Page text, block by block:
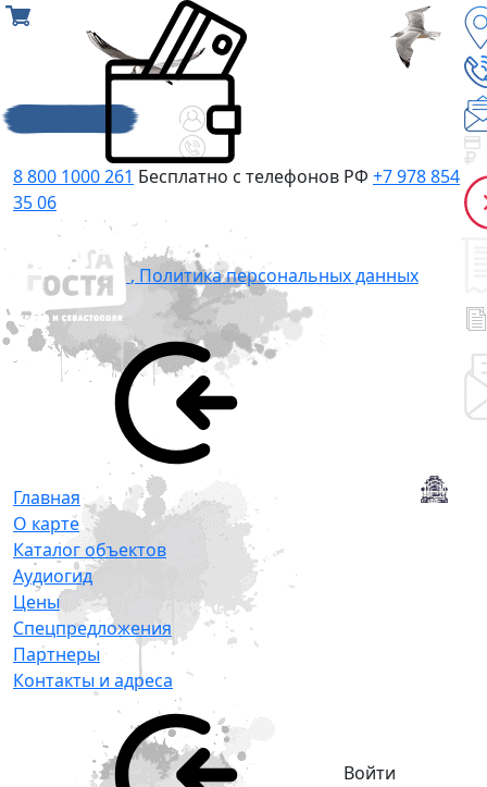
8 800 1000 261 Бесплатно с телефонов РФ +7 978 854
35 06
, Политика персональных данных
Главная
О карте
Каталог объектов
Аудиогид
Цены
Спецпредложения
Партнеры
Контакты и адреса
Войти